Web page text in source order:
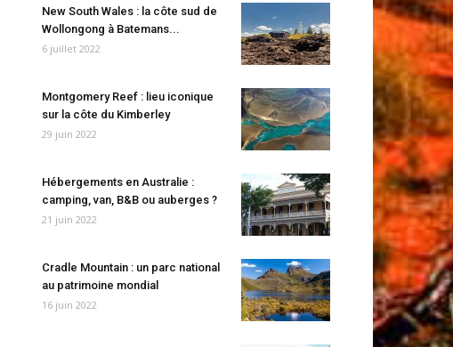
New South Wales : la côte sud de
Wollongong à Batemans...
6 juillet 2022
Montgomery Reef : lieu iconique
sur la côte du Kimberley
29 juin 2022
Hébergements en Australie :
camping, van, B&B ou auberges ?
21 juin 2022
Cradle Mountain : un parc national
au patrimoine mondial
16 juin 2022